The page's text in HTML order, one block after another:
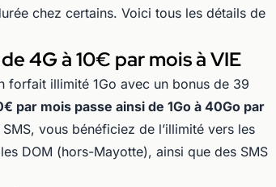
chez certains. Voici tous les détails de
4G à 10€ par mois à VIE
forfait illimité 1Go avec un bonus de 39
par mois passe ainsi de 1Go à 40Go par
vous bénéficiez de l’illimité vers les
DOM (hors-Mayotte), ainsi que des SMS